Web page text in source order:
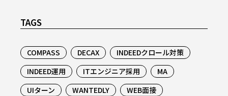
TAGS
COMPASS DECAX
INDEEDクロール対策
INDEED運用
ITエンジニア採用
MA
UIターン
WANTEDLY
WEB面接